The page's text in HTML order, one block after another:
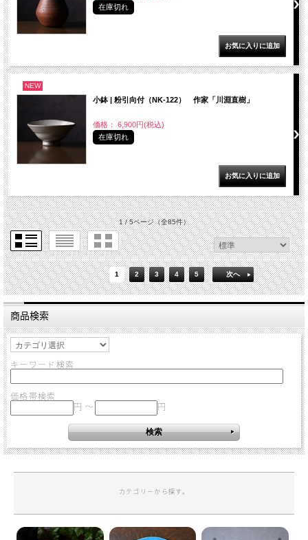
在庫切れ
NEW
小鉢 | 粉引向付（NK-122） 作家「川淵直樹」
価格： 6,900円(税込)
在庫切れ
1 / 5ページ（全85件）
1 2 3 4 5 次へ
商品検索
キーワード検索
価格帯検索
円 ～
円
カテゴリーから探す。